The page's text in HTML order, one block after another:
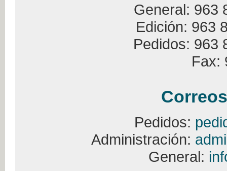
General: 963
Edición: 963
Pedidos: 963
Fax:
Pedidos:
Administración:
General: